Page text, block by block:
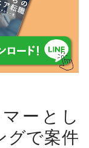
ーとし
グで案件